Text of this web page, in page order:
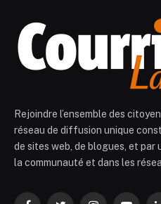
Rejoindre l’ensemble des
réseau de diffusion unique
de sites web, de blogues, et par
la communauté et dans les